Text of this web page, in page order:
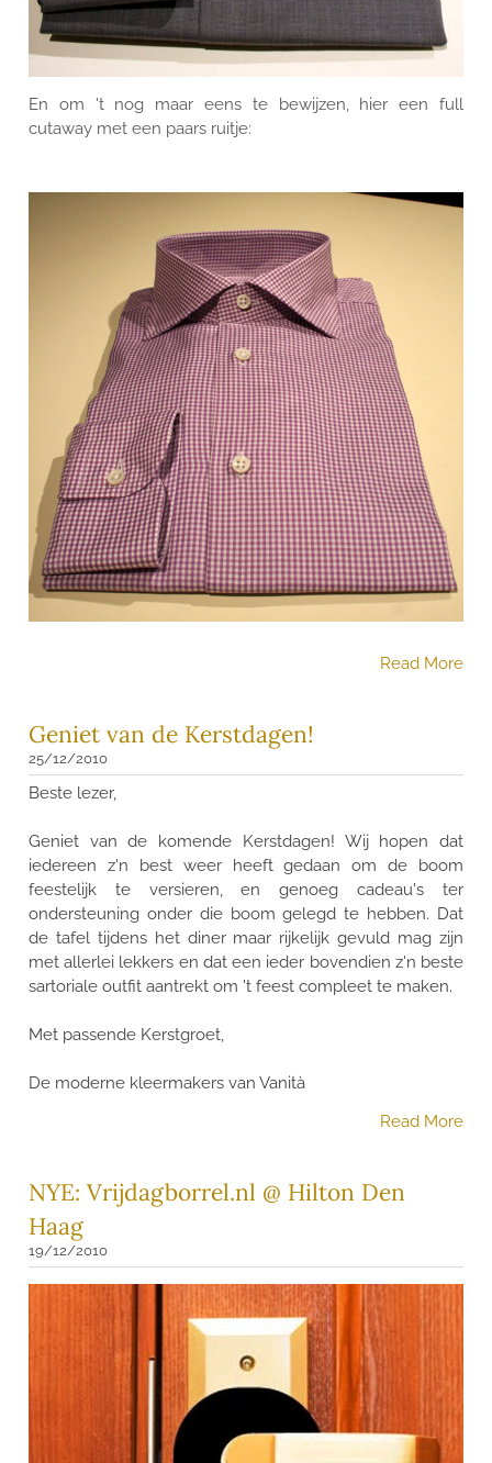
En om 't nog maar eens te bewijzen, hier een full
cutaway met een paars ruitje:
Read More
Geniet van de Kerstdagen!
25/12/2010
Beste lezer,
Geniet van de komende Kerstdagen! Wij hopen dat
iedereen z'n best weer heeft gedaan om de boom
feestelijk te versieren, en genoeg cadeau's ter
ondersteuning onder die boom gelegd te hebben. Dat
de tafel tijdens het diner maar rijkelijk gevuld mag zijn
met allerlei lekkers en dat een ieder bovendien z'n beste
sartoriale outfit aantrekt om 't feest compleet te maken.
Met passende Kerstgroet,
De moderne kleermakers van Vanità
Read More
NYE: Vrijdagborrel.nl @ Hilton Den
Haag
19/12/2010